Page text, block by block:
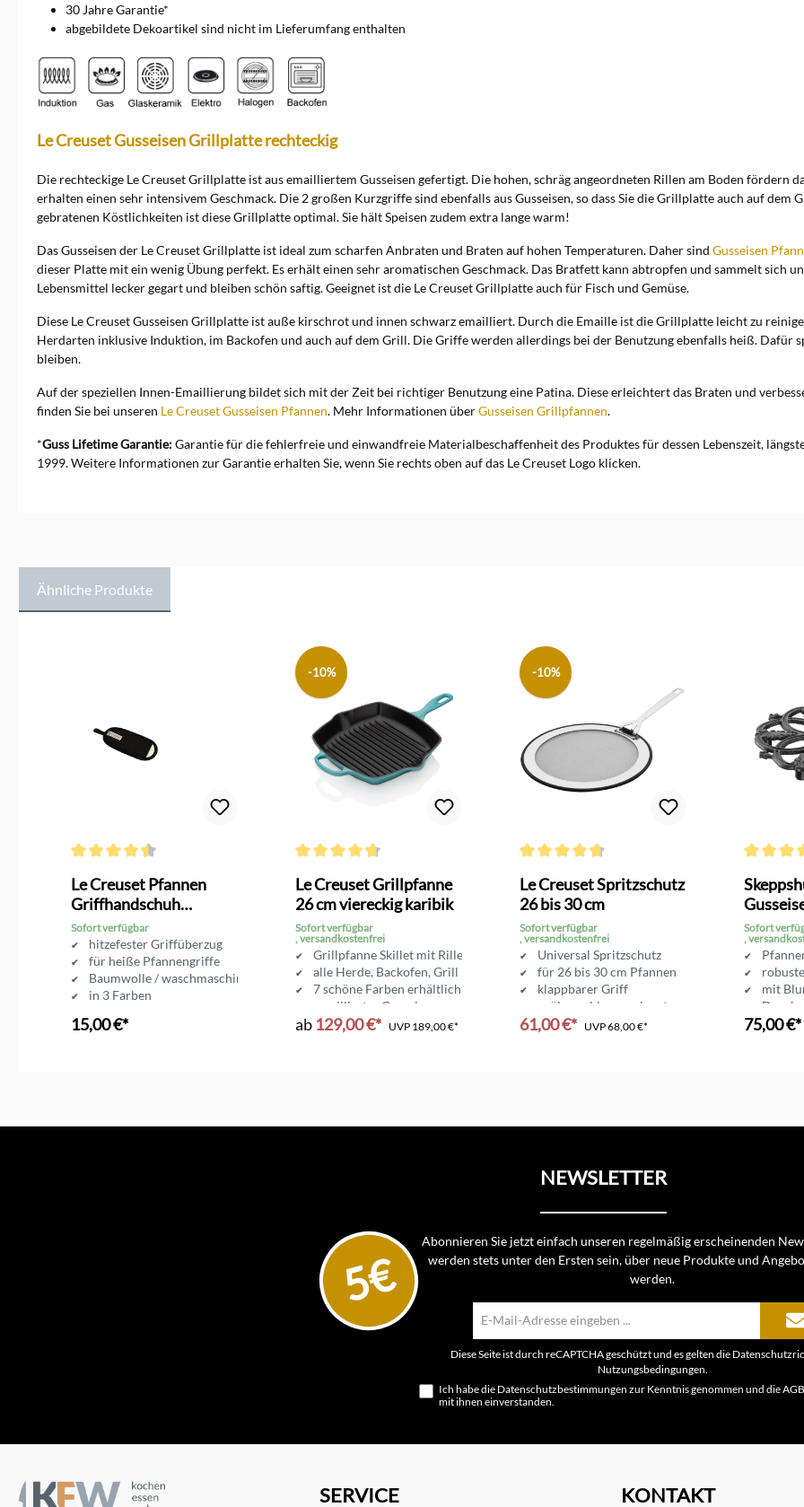
30 Jahre Garantie*
abgebildete Dekoartikel sind nicht im Lieferumfang enthalten
Le Creuset Gusseisen Grillplatte rechteckig
Die rechteckige Le Creuset Grillplatte ist aus emailliertem Gusseisen gefertigt. Die hohen, schräg angeordneten Rillen am Boden fördern
erhalten einen sehr intensivem Geschmack. Die 2 großen Kurzgriffe sind ebenfalls aus Gusseisen, so dass Sie die Grillplatte auch auf
gebratenen Köstlichkeiten ist diese Grillplatte optimal. Sie hält Speisen zudem extra lange warm!
Das Gusseisen der Le Creuset Grillplatte ist ideal zum scharfen Anbraten und Braten auf hohen Temperaturen. Daher sind Gusseisen
dieser Platte mit ein wenig Übung perfekt. Es erhält einen sehr aromatischen Geschmack. Das Bratfett kann abtropfen und sammelt sich
Lebensmittel lecker gegart und bleiben schön saftig. Geeignet ist die Le Creuset Grillplatte auch für Fisch und Gemüse.
Diese Le Creuset Gusseisen Grillplatte ist auße kirschrot und innen schwarz emailliert. Durch die Emaille ist die Grillplatte leicht zu
Herdarten inklusive Induktion, im Backofen und auch auf dem Grill. Die Griffe werden allerdings bei der Benutzung ebenfalls heiß. Dafür
bleiben.
Auf der speziellen Innen-Emaillierung bildet sich mit der Zeit bei richtiger Benutzung eine Patina. Diese erleichtert das Braten und
finden Sie bei unseren Le Creuset Gusseisen Pfannen. Mehr Informationen überGusseisen Grillpfannen.
*Guss Lifetime Garantie:Garantie für die fehlerfreie und einwandfreie Materialbeschaffenheit des Produktes für dessen Lebenszeit,
1999.Weitere Informationen zur Garantie erhalten Sie, wenn Sie rechts oben auf das Le Creuset Logo klicken.
Ähnliche Produkte
Vorrat reicht
Le Creuset Pfannen
Griffhandschuh
schwarz
Sofort verfügbar
hitzefester Griffüberzug
für heiße Pfannengriffe
Baumwolle / waschmaschinenfest
in 3 Farben
15,00 €*
-10%
Le Creuset Grillpfanne
26 cm viereckig karibik
Sofort verfügbar
, versandkostenfrei
Grillpfanne Skillet mit Rillen
alle Herde, Backofen, Grill
7 schöne Farben erhältlich
emailliertes Gusseisen
ab 129,00 €* UVP 189,00 €*
-10%
Le Creuset Spritzschutz
26 bis 30 cm
Sofort verfügbar
, versandkostenfrei
Universal Spritzschutz
für 26 bis 30 cm Pfannen
klappbarer Griff
spülmaschinengeeignet
hochwertige Materialien
61,00 €* UVP68,00 €*
Sofort
,
mit
75,00 €*
NEWSLETTER
5€
Abonnieren Sie jetzt einfach unseren regelmäßig erscheinenden
werden stets unter den Ersten sein, über neue Produkte und
werden.
Mail-
Adresse*
Diese Seite ist durch reCAPTCHA geschützt und es gelten die
Nutzungsbedingungen
Ich habe die Datenschutzbestimmungen zur Kenntnis genommen und dieAGB
mit ihnen einverstanden.
SERVICE KONTAKT